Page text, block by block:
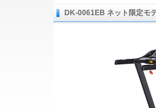
DK-0061EB ネット限定モ